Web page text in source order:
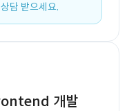
담 받으세요.
개발